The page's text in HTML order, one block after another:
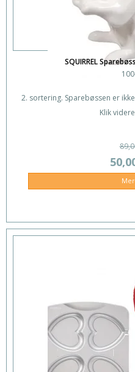
SQUIRREL
2. sortering. Sparebøssen er
Klik